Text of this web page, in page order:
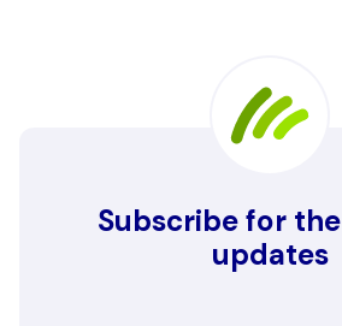
Subscribe for
updates